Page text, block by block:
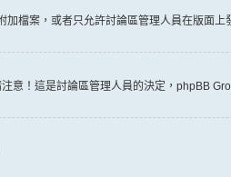
檔案，或者只允許討論區管理人員在版面
！這是討論區管理人員的決定，phpBB